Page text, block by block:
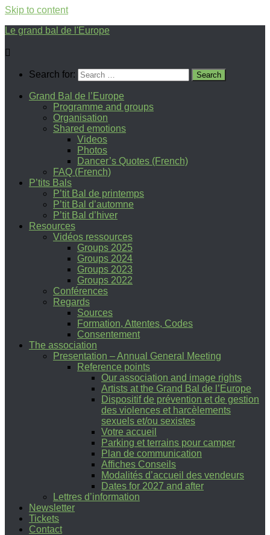
Skip to content
Le grand bal de l'Europe
Search for:
Grand Bal de l’Europe
Programme and groups
Organisation
Shared emotions
Videos
Photos
Dancer’s Quotes (French)
FAQ (French)
P’tits Bals
P’tit Bal de printemps
P’tit Bal d’automne
P’tit Bal d’hiver
Resources
Vidéos ressources
Groups 2025
Groups 2024
Groups 2023
Groups 2022
Conférences
Regards
Sources
Formation, Attentes, Codes
Consentement
The association
Presentation – Annual General Meeting
Reference points
Our association and image rights
Artists at the Grand Bal de l’Europe
Dispositif de prévention et de gestion
des violences et harcèlements
sexuels et/ou sexistes
Votre accueil
Parking et terrains pour camper
Plan de communication
Affiches Conseils
Modalités d’accueil des vendeurs
Dates for 2027 and after
Lettres d’information
Newsletter
Tickets
Contact